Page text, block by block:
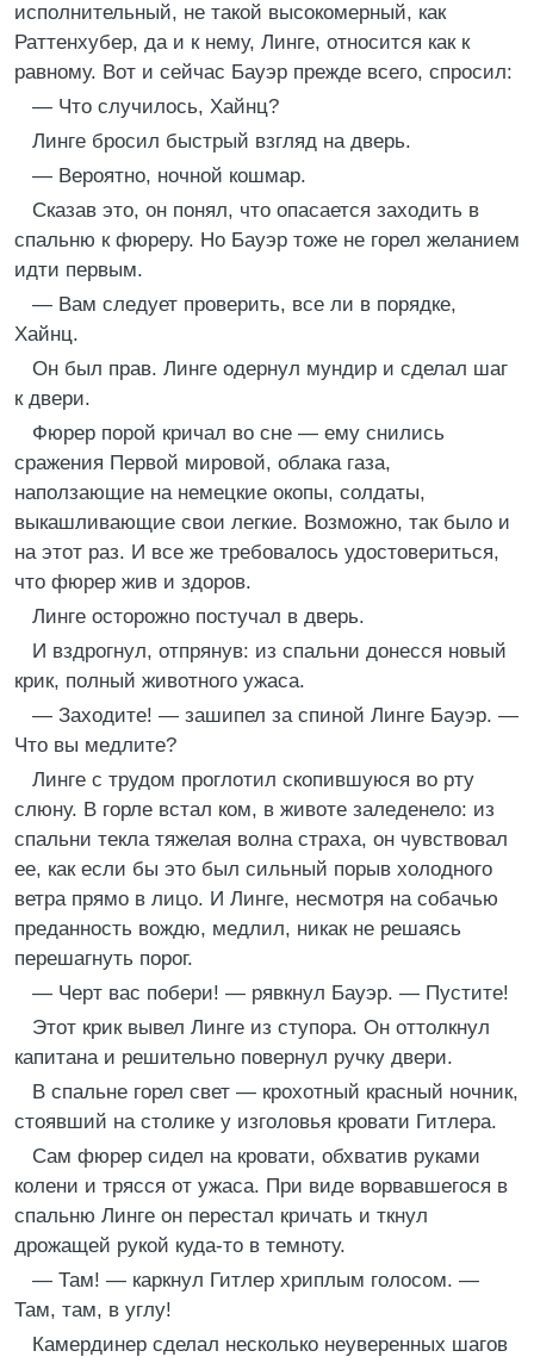
исполнительный, не такой высокомерный, как
Раттенхубер, да и к нему, Линге, относится как к
равному. Вот и сейчас Бауэр прежде всего, спросил:
— Что случилось, Хайнц?
Линге бросил быстрый взгляд на дверь.
— Вероятно, ночной кошмар.
Сказав это, он понял, что опасается заходить в
спальню к фюреру. Но Бауэр тоже не горел желанием
идти первым.
— Вам следует проверить, все ли в порядке,
Хайнц.
Он был прав. Линге одернул мундир и сделал шаг
к двери.
Фюрер порой кричал во сне — ему снились
сражения Первой мировой, облака газа,
наползающие на немецкие окопы, солдаты,
выкашливающие свои легкие. Возможно, так было и
на этот раз. И все же требовалось удостовериться,
что фюрер жив и здоров.
Линге осторожно постучал в дверь.
И вздрогнул, отпрянув: из спальни донесся новый
крик, полный животного ужаса.
— Заходите! — зашипел за спиной Линге Бауэр. —
Что вы медлите?
Линге с трудом проглотил скопившуюся во рту
слюну. В горле встал ком, в животе заледенело: из
спальни текла тяжелая волна страха, он чувствовал
ее, как если бы это был сильный порыв холодного
ветра прямо в лицо. И Линге, несмотря на собачью
преданность вождю, медлил, никак не решаясь
перешагнуть порог.
— Черт вас побери! — рявкнул Бауэр. — Пустите!
Этот крик вывел Линге из ступора. Он оттолкнул
капитана и решительно повернул ручку двери.
В спальне горел свет — крохотный красный ночник,
стоявший на столике у изголовья кровати Гитлера.
Сам фюрер сидел на кровати, обхватив руками
колени и трясся от ужаса. При виде ворвавшегося в
спальню Линге он перестал кричать и ткнул
дрожащей рукой куда-то в темноту.
— Там! — каркнул Гитлер хриплым голосом. —
Там, там, в углу!
Камердинер сделал несколько неуверенных шагов